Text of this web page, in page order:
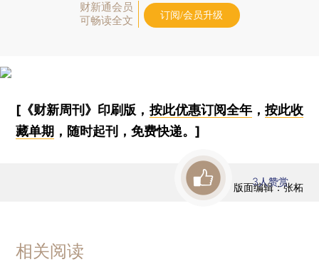
财新通会员
可畅读全文
订阅/会员升级
[《财新周刊》印刷版， 按此优惠订阅全年， 按此收
藏单期 ，随时起刊，免费快递。]
版面编辑：张柘
3人赞赏
相关阅读